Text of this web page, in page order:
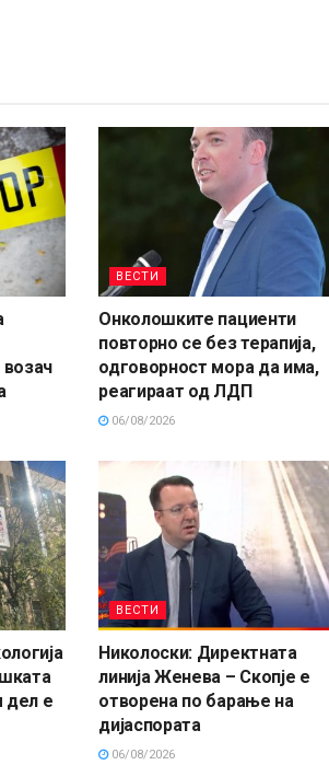
ВЕСТИ
Онколошките пациенти
повторно се без терапија,
одговорност мора да има,
реагираат од ЛДП
06/08/2026
дел е
ВЕСТИ
Николоски: Директната
линија Женева – Скопје е
отворена по барање на
дијаспората
06/08/2026